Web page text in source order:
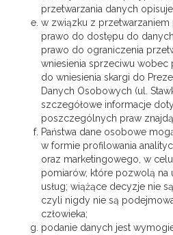
przetwarzania danych
w związku z przetwarzaniem
prawo do dostępu do
prawo do ograniczenia
wniesienia sprzeciwu wobec
do wniesienia skargi do
Danych Osobowych (ul.
szczegółowe informacje
poszczególnych praw
Państwa dane osobowe
w formie profilowania
oraz marketingowego, w
pomiarów, które pozwolą na
usług; wiążące decyzje nie
czyli nigdy nie są
człowieka;
podanie danych jest